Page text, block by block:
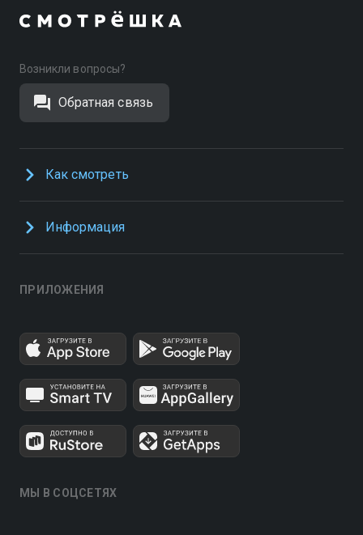
Возникли вопросы?
Обратная связь
Как смотреть
Информация
ПРИЛОЖЕНИЯ
МЫ В СОЦСЕТЯХ